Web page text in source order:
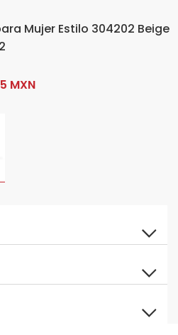
Mujer Estilo 304202 Beige
MXN